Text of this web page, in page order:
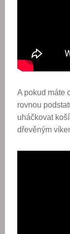
A pokud máte
rovnou
uháčkovat
dřevěným